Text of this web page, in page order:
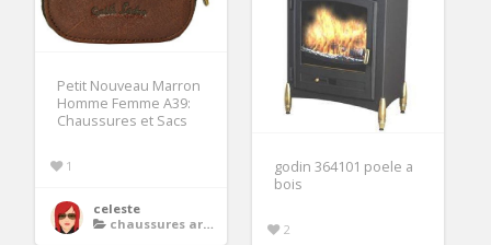
Petit Nouveau Marron
Homme Femme A39:
Chaussures et Sacs
1
celeste
chaussures argent femme soiree
godin 364101 poele a
bois
2